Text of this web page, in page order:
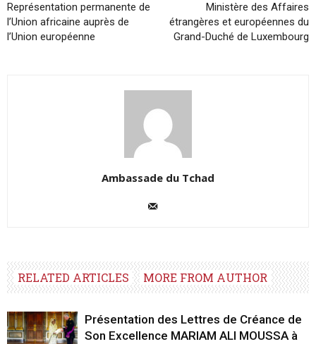
Représentation permanente de
l’Union africaine auprès de
l’Union européenne
Ministère des Affaires
étrangères et européennes du
Grand-Duché de Luxembourg
Ambassade du Tchad
RELATED ARTICLES MORE FROM AUTHOR
Présentation des Lettres de Créance de
Son Excellence MARIAM ALI MOUSSA à